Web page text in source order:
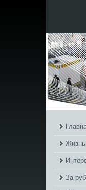
За